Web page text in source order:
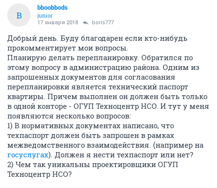
B
bboobbods
junior
17 января 2018 boris777
Добрый день. Буду благодарен если кто-нибудь
прокомментирует мои вопросы.
Планирую делать перепланировку. Обратился по
этому вопросу в администрацию района. Одним из
запрошенных документов для согласования
перепланировки является технический паспорт
квартиры. Причем выполнен он должен быть только
в одной конторе - ОГУП Техноцентр НСО. И тут у меня
появляются несколько вопросов:
1) В нормативных документах написано, что
техпаспорт должен быть запрошен в рамках
межведомственного взаимодействия. (например на
госуслугах). Должен я нести техпаспорт или нет?
2) Чем так уникальны проектировщики ОГУП
Техноцентр НСО?